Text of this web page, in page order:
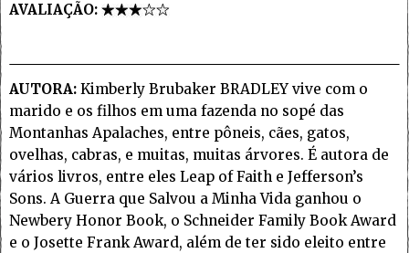
AVALIAÇÃO:
AUTORA: Kimberly Brubaker BRADLEY vive com o
marido e os filhos em uma fazenda no sopé das
Montanhas Apalaches, entre pôneis, cães, gatos,
ovelhas, cabras, e muitas, muitas árvores. É autora de
vários livros, entre eles Leap of Faith e Jefferson’s
Sons. A Guerra que Salvou a Minha Vida ganhou o
Newbery Honor Book, o Schneider Family Book Award
e o Josette Frank Award, além de ter sido eleito entre